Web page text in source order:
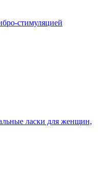
стимуляцией
ласки для женщин,